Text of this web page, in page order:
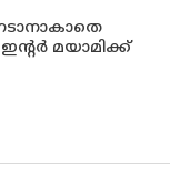
മയാമിക്ക്